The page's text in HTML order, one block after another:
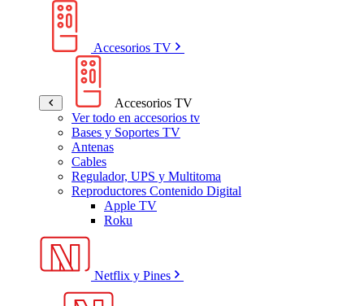
Accesorios TV
Accesorios TV
Ver todo en accesorios tv
Bases y Soportes TV
Antenas
Cables
Regulador, UPS y Multitoma
Reproductores Contenido Digital
Apple TV
Roku
Netflix y Pines